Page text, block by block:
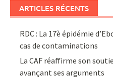
ARTICLES RÉCENTS
RDC : La 17è épidémie
cas de contaminations
La CAF réaffirme son
avançant ses arguments